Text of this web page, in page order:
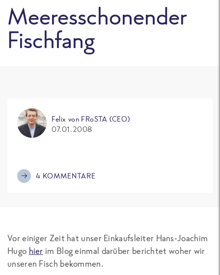
Meeresschonender
Fischfang
Felix von FRoSTA (CEO)
07.01.2008
4 KOMMENTARE
Vor einiger Zeit hat unser Einkaufsleiter Hans-Joachim
Hugo hier im Blog einmal darüber berichtet woher wir
unseren Fisch bekommen.